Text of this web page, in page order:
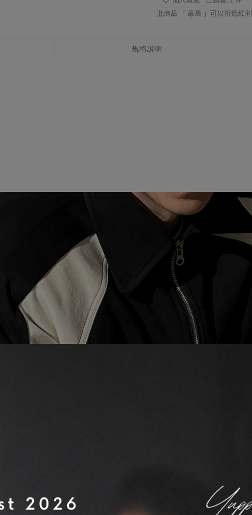
此商品 「 最高 」可以折抵紅利
規格說明